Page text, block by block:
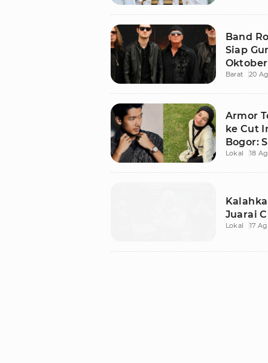
Band
Siap
Barat 20
Armor
ke Cut
Bogor:
Lokal 18
Juarai
Lokal 17